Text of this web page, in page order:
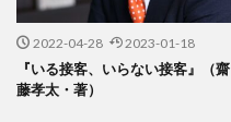
2022-04-28 2023-01-18
『いる接客、いらない接客』（齋
藤孝太・著）